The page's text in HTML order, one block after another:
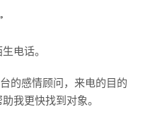
电话。
的感情顾问，来电的目的
我更快找到对象。